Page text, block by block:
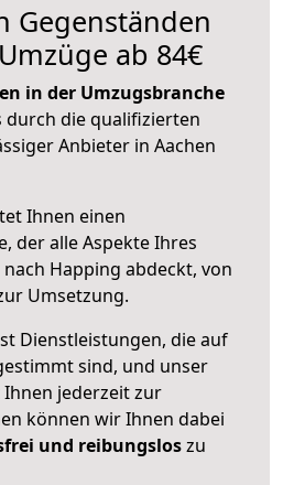
Gegenständen
ab 84€
in der Umzugsbranche
durch die qualifizierten
Anbieter in Aachen
Ihnen einen
der alle Aspekte Ihres
Happing abdeckt, von
Umsetzung.
Dienstleistungen, die auf
sind, und unser
jederzeit zur
können wir Ihnen dabei
und reibungsloszu